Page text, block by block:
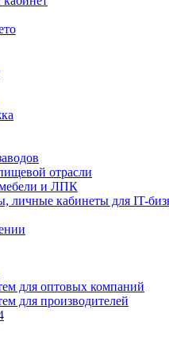
отрасли
мебели и ЛПК
личные кабинеты для IT-
для оптовых компаний
для производителей